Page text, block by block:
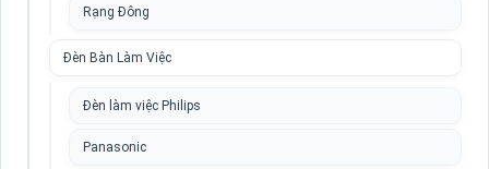
Rạng Đông
Đèn Bàn Làm Việc
Đèn làm việc Philips
Panasonic